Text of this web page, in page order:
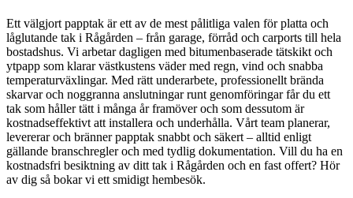
Ett välgjort papptak är ett av de mest pålitliga valen för platta och
låglutande tak i Rågården – från garage, förråd och carports till hela
bostadshus. Vi arbetar dagligen med bitumenbaserade tätskikt och
ytpapp som klarar västkustens väder med regn, vind och snabba
temperaturväxlingar. Med rätt underarbete, professionellt brända
skarvar och noggranna anslutningar runt genomföringar får du ett
tak som håller tätt i många år framöver och som dessutom är
kostnadseffektivt att installera och underhålla. Vårt team planerar,
levererar och bränner papptak snabbt och säkert – alltid enligt
gällande branschregler och med tydlig dokumentation. Vill du ha en
kostnadsfri besiktning av ditt tak i Rågården och en fast offert? Hör
av dig så bokar vi ett smidigt hembesök.